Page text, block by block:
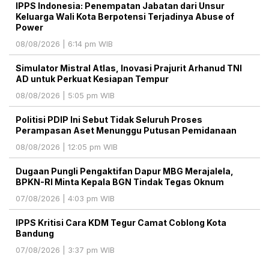
IPPS Indonesia: Penempatan Jabatan dari Unsur
Keluarga Wali Kota Berpotensi Terjadinya Abuse of
Power
08/08/2026 | 6:14 pm WIB
Simulator Mistral Atlas, Inovasi Prajurit Arhanud TNI
AD untuk Perkuat Kesiapan Tempur
08/08/2026 | 5:05 pm WIB
Politisi PDIP Ini Sebut Tidak Seluruh Proses
Perampasan Aset Menunggu Putusan Pemidanaan
08/08/2026 | 12:05 pm WIB
Dugaan Pungli Pengaktifan Dapur MBG Merajalela,
BPKN-RI Minta Kepala BGN Tindak Tegas Oknum
07/08/2026 | 4:03 pm WIB
IPPS Kritisi Cara KDM Tegur Camat Coblong Kota
Bandung
07/08/2026 | 3:37 pm WIB